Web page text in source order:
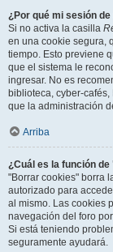
¿Por qué mi sesión
Si no activa la casilla
en una cookie segura,
tiempo. Esto previene
que el sistema le
ingresar. No es
biblioteca, cyber-
que la administración
Arriba
¿Cuál es la función
"Borrar cookies" borra
autorizado para
al mismo. Las cookies
navegación del foro
Si está teniendo
seguramente ayudará.